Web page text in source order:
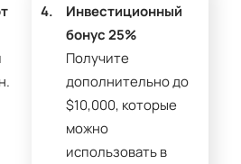
4.
Инвестиционный
бонус 25%
Получите
дополнительно до
$10,000, которые
можно
использовать в